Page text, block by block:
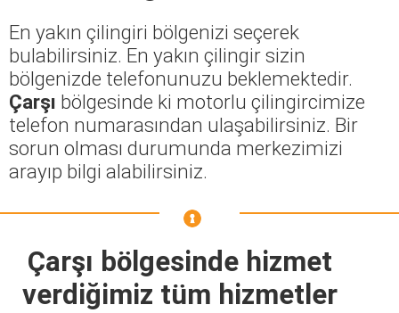
En yakın çilingiri bölgenizi seçerek
bulabilirsiniz. En yakın çilingir sizin
bölgenizde telefonunuzu beklemektedir.
Çarşı bölgesinde ki motorlu çilingircimize
telefon numarasından ulaşabilirsiniz. Bir
sorun olması durumunda merkezimizi
arayıp bilgi alabilirsiniz.
Çarşı bölgesinde hizmet
verdiğimiz tüm hizmetler